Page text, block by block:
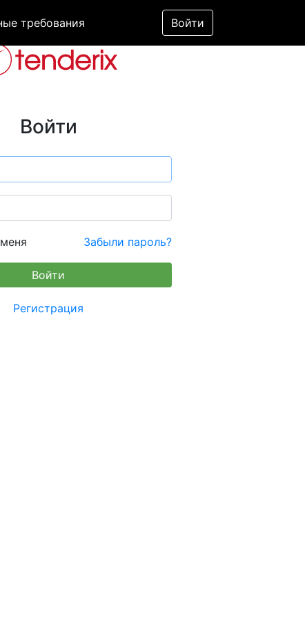
требования Войти
Войти
Забыли пароль?
Регистрация